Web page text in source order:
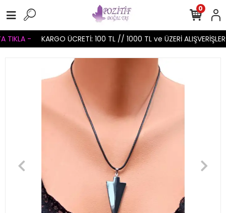
TIKLA - KARGO ÜCRETİ: 100 TL // 1000 TL ve ÜZERİ
0